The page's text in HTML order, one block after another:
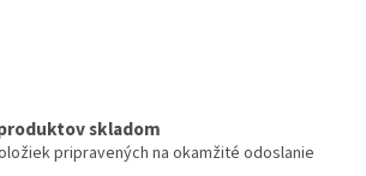
skladom
pripravených na okamžité odoslanie